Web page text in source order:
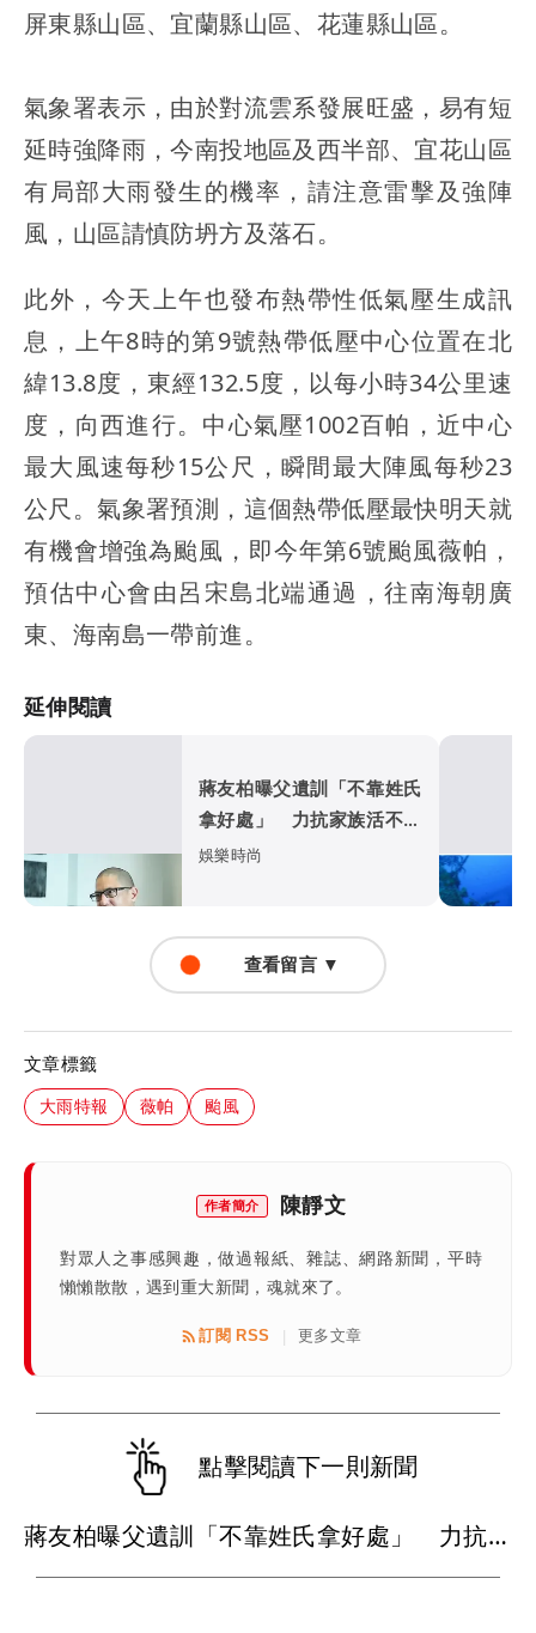
屏東縣山區、宜蘭縣山區、花蓮縣山區。
氣象署表示，由於對流雲系發展旺盛，易有短
延時強降雨，今南投地區及西半部、宜花山區
有局部大雨發生的機率，請注意雷擊及強陣
風，山區請慎防坍方及落石。
此外，今天上午也發布熱帶性低氣壓生成訊
息，上午8時的第9號熱帶低壓中心位置在北
緯13.8度，東經132.5度，以每小時34公里速
度，向西進行。中心氣壓1002百帕，近中心
最大風速每秒15公尺，瞬間最大陣風每秒23
公尺。氣象署預測，這個熱帶低壓最快明天就
有機會增強為颱風，即今年第6號颱風薇帕，
預估中心會由呂宋島北端通過，往南海朝廣
東、海南島一帶前進。
延伸閱讀
蔣友柏曝父遺訓「不靠姓氏
拿好處」 力抗家族活不過
50歲魔咒
娛樂時尚
查看留言 ▼
文章標籤
大雨特報 薇帕 颱風
作者簡介 陳靜文
對眾人之事感興趣，做過報紙、雜誌、網路新聞，平時
懶懶散散，遇到重大新聞，魂就來了。
訂閱 RSS | 更多文章
點擊閱讀下一則新聞
蔣友柏曝父遺訓「不靠姓氏拿好處」 力抗家族活不過50歲魔咒